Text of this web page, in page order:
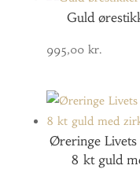
Guld
995,00 kr.
Øreringe
8 kt guld